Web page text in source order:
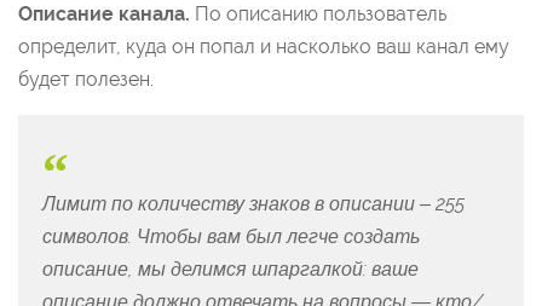
Описание канала. По описанию пользователь
определит, куда он попал и насколько ваш канал ему
будет полезен.
Лимит по количеству знаков в описании – 255
символов. Чтобы вам был легче создать
описание, мы делимся шпаргалкой: ваше
описание должно отвечать на вопросы — кто/